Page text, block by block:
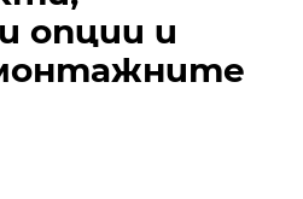
опции и